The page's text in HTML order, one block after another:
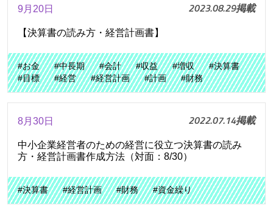
9月20日 2023.08.29掲載
【決算書の読み方・経営計画書】
#お金 #中長期 #会計 #収益 #増収
#決算書
#目標
#経営 #経営計画 #計画 #財務
8月30日 2022.07.14掲載
中小企業経営者のための経営に役立つ決算書の読み
方・経営計画書作成方法（対面：8/30）
#決算書 #経営計画 #財務 #資金繰り